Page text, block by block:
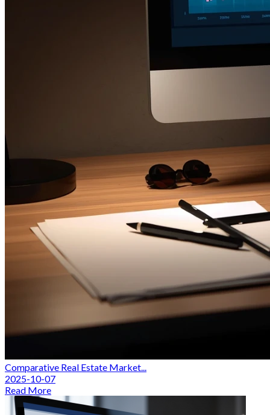
Comparative Real Estate Market...
2025-10-07
Read More